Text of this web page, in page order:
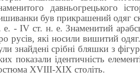
давньогрецького
був прикрашений одяг
е. - IV ст. н. е. Знаменитий
русів, які носили вишитий
знайдені срібні бляшки з
показали ідентичність
XVIII-XIX століть.